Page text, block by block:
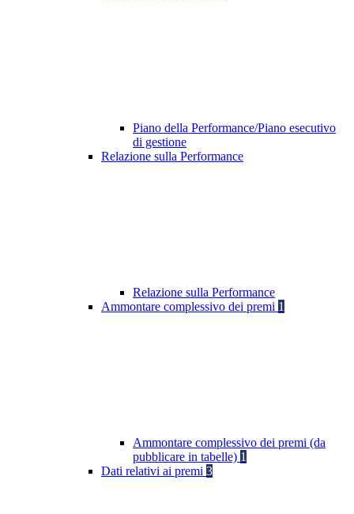
Piano della Performance/Piano esecutivo
di gestione
Relazione sulla Performance
Relazione sulla Performance
Ammontare complessivo dei premi 1
Ammontare complessivo dei premi (da
pubblicare in tabelle) 1
Dati relativi ai premi 3